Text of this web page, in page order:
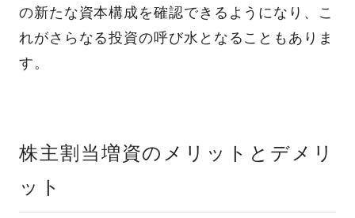
の新たな資本構成を確認できるようになり、こ
れがさらなる投資の呼び水となることもありま
す。
株主割当増資のメリットとデメリ
ット